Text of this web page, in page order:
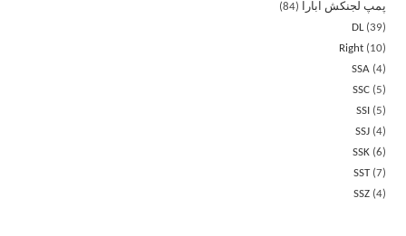
پمپ لجنکش ابارا
84
DL 39
Right
10
SSA 4
SSC
5
SSI
5
SSJ 4
SSK 6
SST 7
SSZ 4